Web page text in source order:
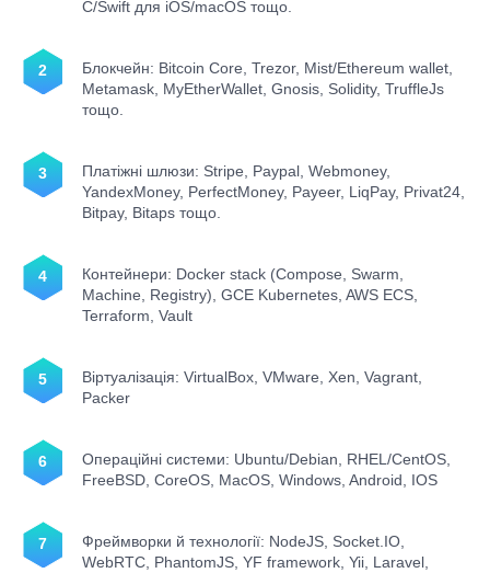
C/Swift для iOS/macOS тощо.
Блокчейн: Bitcoin Core, Trezor, Mist/Ethereum wallet,
Metamask, MyEtherWallet, Gnosis, Solidity, TruffleJs
тощо.
Платіжні шлюзи: Stripe, Paypal, Webmoney,
YandexMoney, PerfectMoney, Payeer, LiqPay, Privat24,
Bitpay, Bitaps тощо.
Контейнери: Docker stack (Compose, Swarm,
Machine, Registry), GCE Kubernetes, AWS ECS,
Terraform, Vault
Віртуалізація: VirtualBox, VMware, Xen, Vagrant,
Packer
Операційні системи: Ubuntu/Debian, RHEL/CentOS,
FreeBSD, CoreOS, MacOS, Windows, Android, IOS
Фреймворки й технології: NodeJS, Socket.IO,
WebRTC, PhantomJS, YF framework, Yii, Laravel,